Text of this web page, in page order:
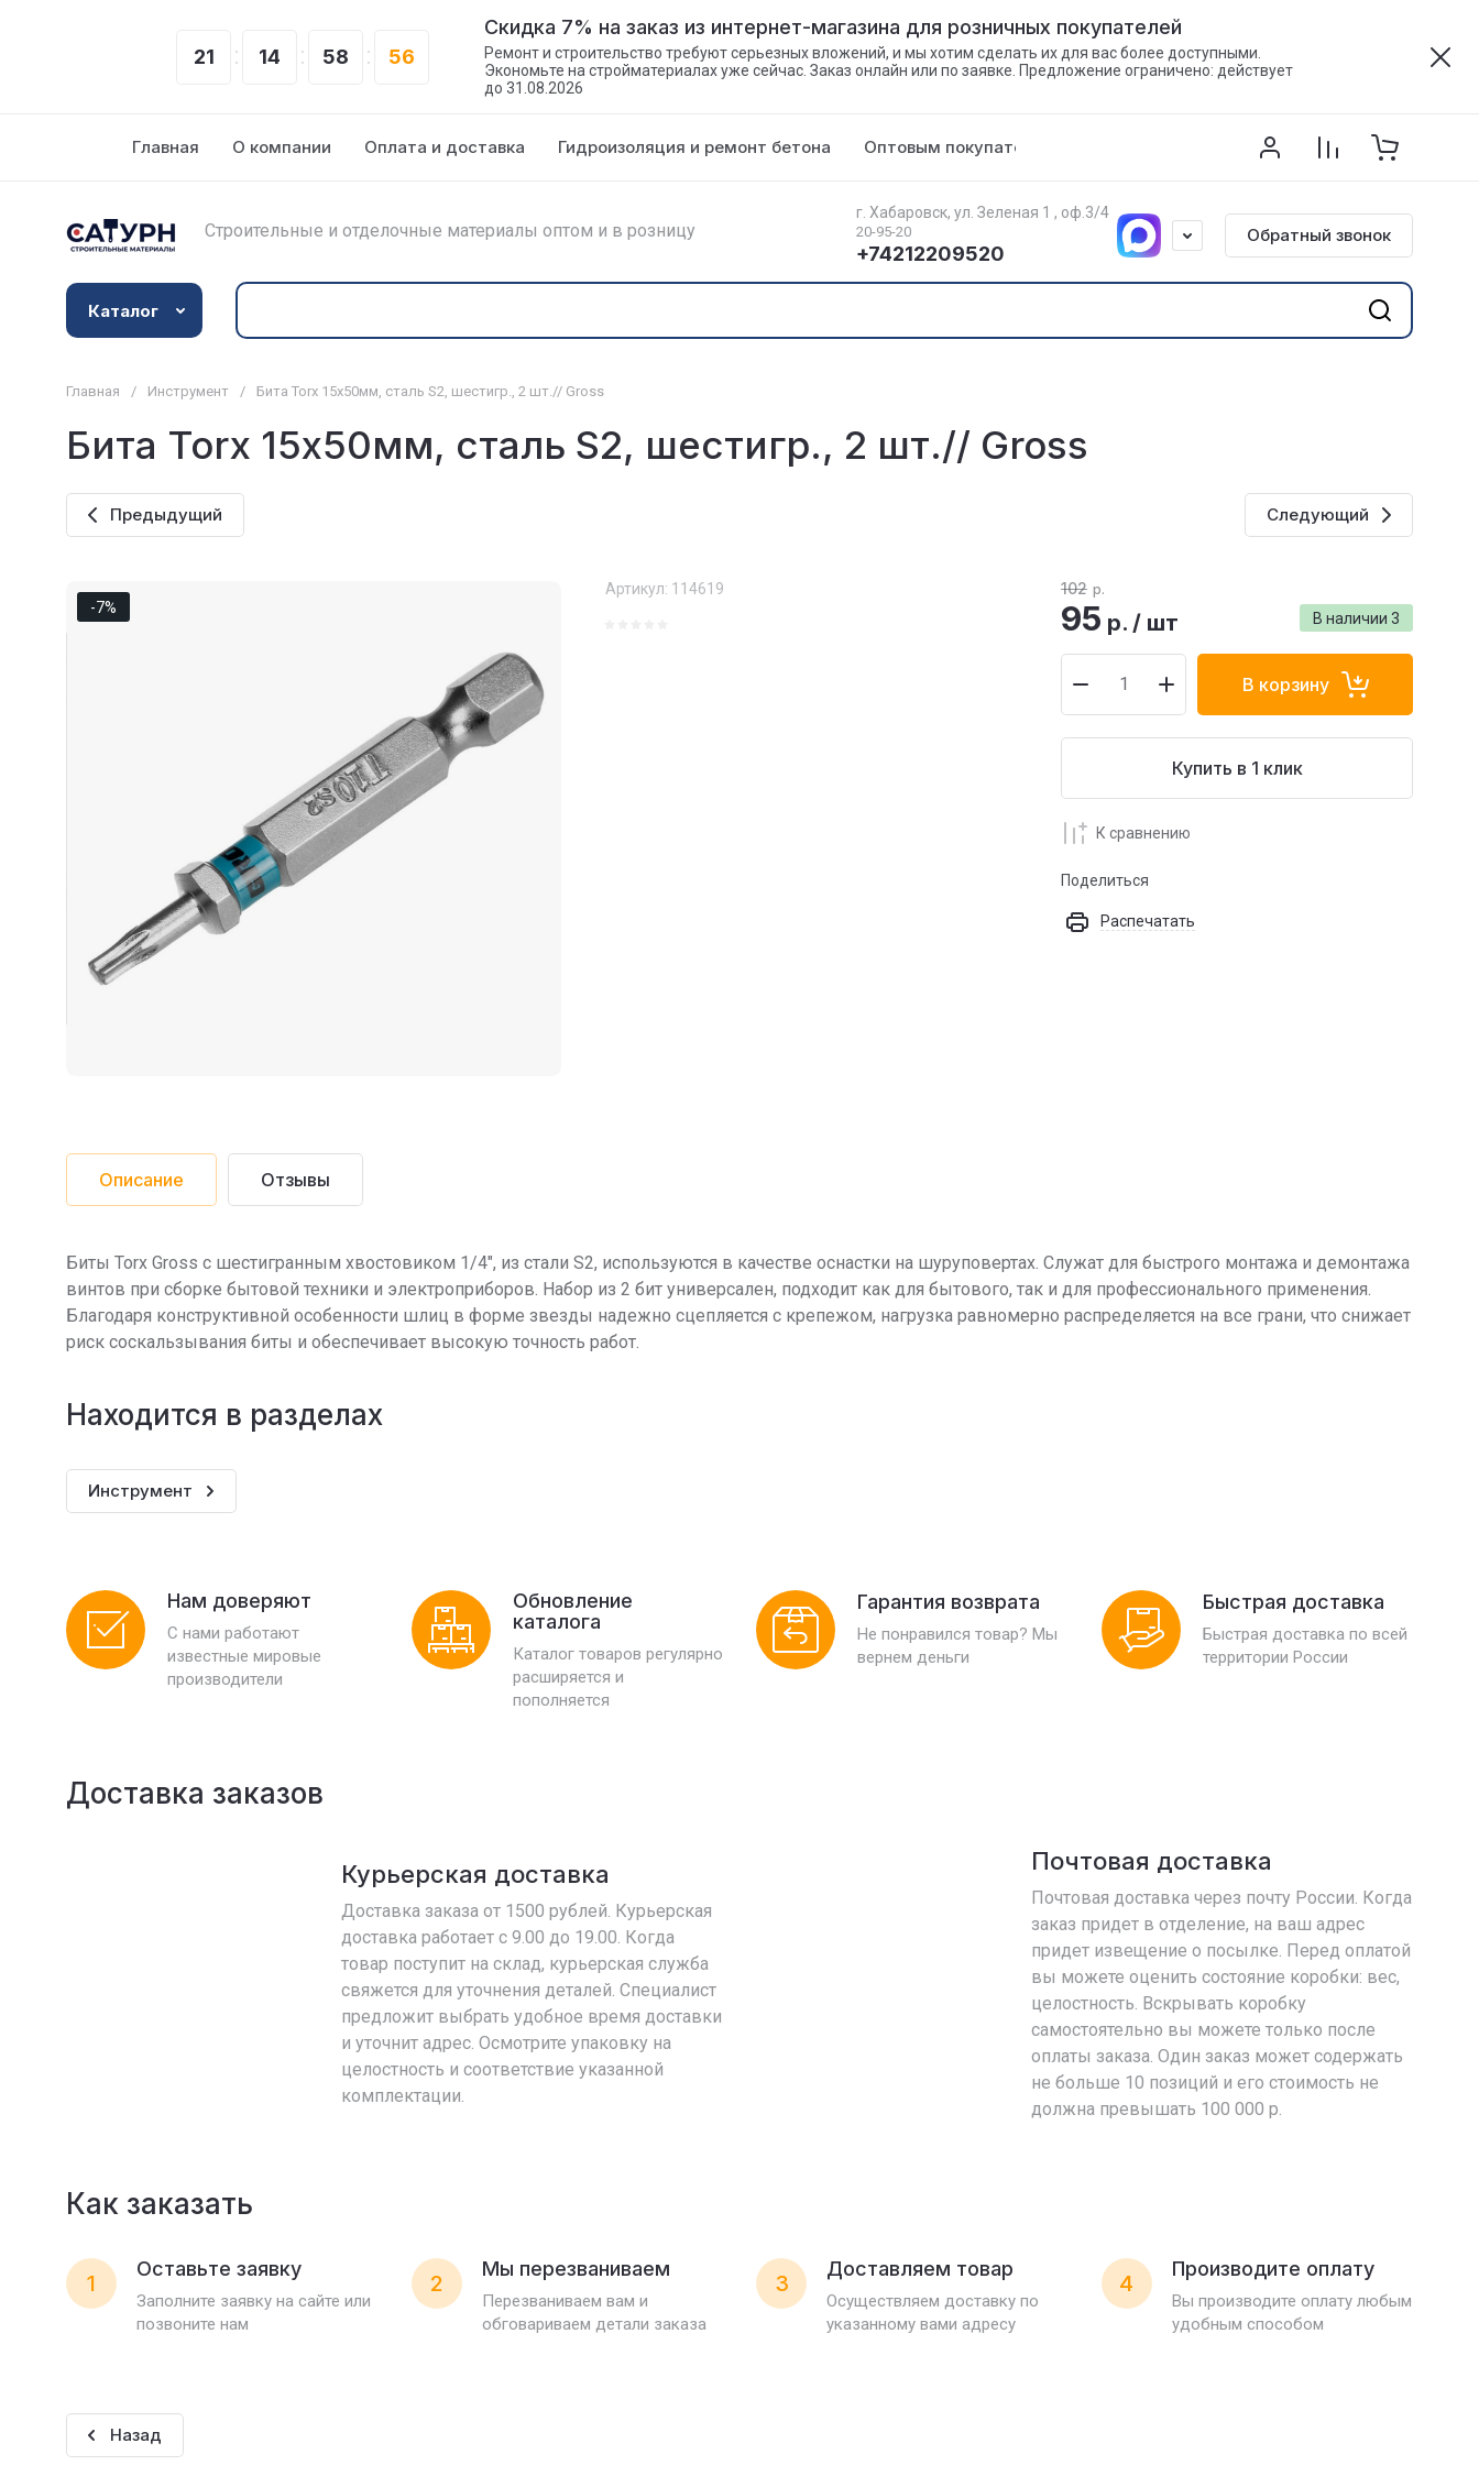
21 14 58 55
Скидка 7% на заказ из интернет-магазина для розничных покупателей
Ремонт и строительство требуют серьезных вложений, и мы хотим сделать их для вас более доступными.
Экономьте на стройматериалах уже сейчас. Заказ онлайн или по заявке. Предложение ограничено: действует
до 31.08.2026
Главная О компании Оплата и доставка Гидроизоляция и ремонт бетона Оптовым покупателям Контакты Акции
Строительные и отделочные материалы оптом и в розницу
г. Хабаровск, ул. Зеленая 1 , оф.3/4
20-95-20
+74212209520
Обратный звонок
Каталог
Главная / Инструмент / Бита Torx 15х50мм, сталь S2, шестигр., 2 шт.// Gross
Бита Torx 15х50мм, сталь S2, шестигр., 2 шт.// Gross
Предыдущий Следующий
-7%
Артикул: 114619
В наличии 3
102 р.
95 р. / шт
В корзину
Купить в 1 клик
К сравнению
Поделиться
Распечатать
Описание Отзывы
Биты Torx Gross с шестигранным хвостовиком 1/4″, из стали S2, используются в качестве оснастки на шуруповертах. Служат для быстрого монтажа и демонтажа
винтов при сборке бытовой техники и электроприборов. Набор из 2 бит универсален, подходит как для бытового, так и для профессионального применения.
Благодаря конструктивной особенности шлиц в форме звезды надежно сцепляется с крепежом, нагрузка равномерно распределяется на все грани, что снижает
риск соскальзывания биты и обеспечивает высокую точность работ.
Находится в разделах
Инструмент
Нам доверяют
С нами работают
известные мировые
производители
Обновление
каталога
Каталог товаров регулярно
расширяется и
пополняется
Гарантия возврата
Не понравился товар? Мы
вернем деньги
Быстрая доставка
Быстрая доставка по всей
территории России
Доставка заказов
Курьерская доставка
Доставка заказа от 1500 рублей. Курьерская
доставка работает с 9.00 до 19.00. Когда
товар поступит на склад, курьерская служба
свяжется для уточнения деталей. Специалист
предложит выбрать удобное время доставки
и уточнит адрес. Осмотрите упаковку на
целостность и соответствие указанной
комплектации.
Почтовая доставка
Почтовая доставка через почту России. Когда
заказ придет в отделение, на ваш адрес
придет извещение о посылке. Перед оплатой
вы можете оценить состояние коробки: вес,
целостность. Вскрывать коробку
самостоятельно вы можете только после
оплаты заказа. Один заказ может содержать
не больше 10 позиций и его стоимость не
должна превышать 100 000 р.
Как заказать
1
Оставьте заявку
Заполните заявку на сайте или
позвоните нам
2
Мы перезваниваем
Перезваниваем вам и
обговариваем детали заказа
3
Доставляем товар
Осуществляем доставку по
указанному вами адресу
4
Производите оплату
Вы производите оплату любым
удобным способом
Назад